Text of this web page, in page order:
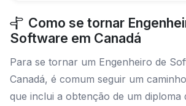
Como se tornar
Software em Canadá
Para se tornar um Engenheiro de
Canadá, é comum seguir um
que inclui a obtenção de um diploma